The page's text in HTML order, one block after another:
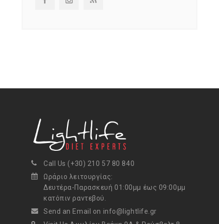
Call Us (+30) 210 57 80 840
Ωράριο λειτουργίας:
Δευτέρα-Παρασκευή 01:00μμ έως 09:00μμ
κατόπιν ραντεβού.
Send an Email on info@lightlife.gr